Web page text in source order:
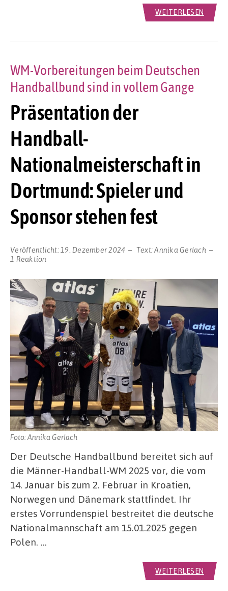
WEITERLESEN
Präsentation der
Handball-
Nationalmeisterschaft in
Dortmund: Spieler und
Sponsor stehen fest
WM-Vorbereitungen beim Deutschen
Handballbund sind in vollem Gange
Veröffentlicht: 19. Dezember 2024 Text:Annika Gerlach
1 Reaktion
Foto: Annika Gerlach
Der Deutsche Handballbund bereitet sich auf
die Männer-Handball-WM 2025 vor, die vom
14. Januar bis zum 2. Februar in Kroatien,
Norwegen und Dänemark stattfindet. Ihr
erstes Vorrundenspiel bestreitet die deutsche
Nationalmannschaft am 15.01.2025 gegen
Polen. …
WEITERLESEN